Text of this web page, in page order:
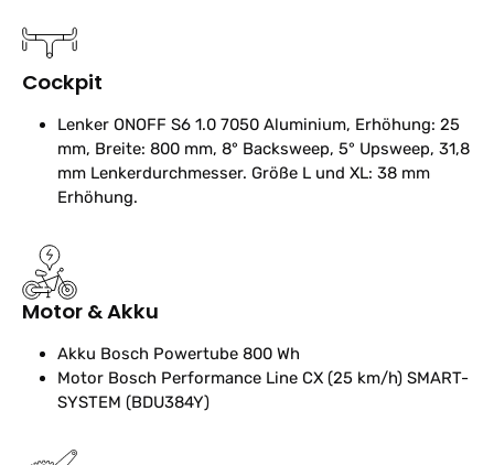
Cockpit
Lenker ONOFF S6 1.0 7050 Aluminium, Erhöhung: 25
mm, Breite: 800 mm, 8° Backsweep, 5° Upsweep, 31,8
mm Lenkerdurchmesser. Größe L und XL: 38 mm
Erhöhung.
Motor & Akku
Akku Bosch Powertube 800 Wh
Motor Bosch Performance Line CX (25 km/h) SMART-
SYSTEM (BDU384Y)